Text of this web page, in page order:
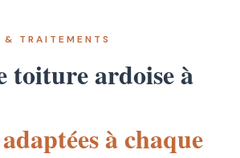
& TRAITEMENTS
toiture ardoise à
à chaque